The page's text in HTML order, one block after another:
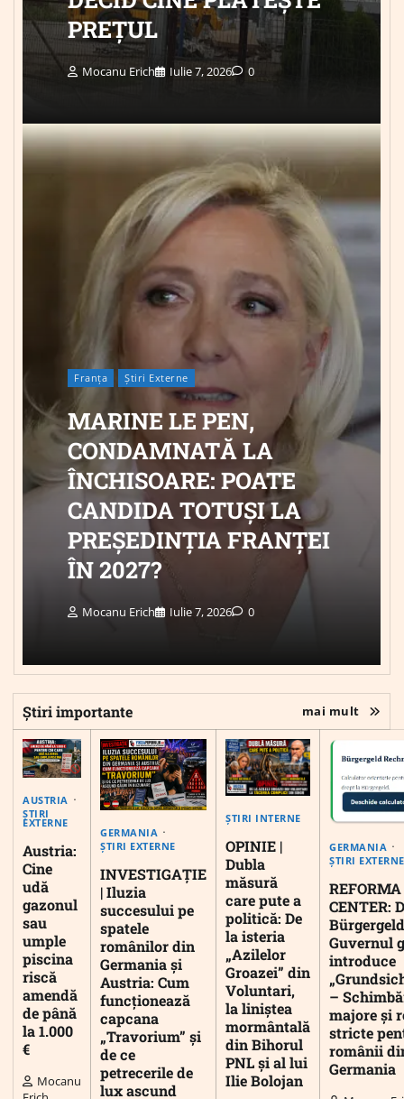
PREȚUL
Mocanu Erich Iulie 7, 2026 0
Franța Știri Externe
MARINE LE PEN,
CONDAMNATĂ LA
ÎNCHISOARE: POATE
CANDIDA TOTUȘI LA
PREȘEDINȚIA FRANȚEI
ÎN 2027?
Mocanu Erich Iulie 7, 2026 0
Știri importante mai mult
AUSTRIA
ȘTIRI
EXTERNE
Austria:
Cine
udă
gazonul
sau
umple
piscina
riscă
amendă
de până
la 1.000
€
Mocanu
GERMANIA
ȘTIRI EXTERNE
INVESTIGAȚIE
| Iluzia
succesului pe
spatele
românilor din
Germania și
Austria: Cum
funcționează
capcana
„Travorium” și
de ce
petrecerile de
lux ascund
ȘTIRI INTERNE
OPINIE |
Dubla
măsură
care pute a
politică: De
la isteria
„Azilelor
Groazei” din
Voluntari,
la liniștea
mormântală
din Bihorul
PNL și al lui
Ilie Bolojan
GERMANIA
ȘTIRI EXTERNE
CENTER:
Guvernul
introduce
–
majore și
stricte
românii
Germania